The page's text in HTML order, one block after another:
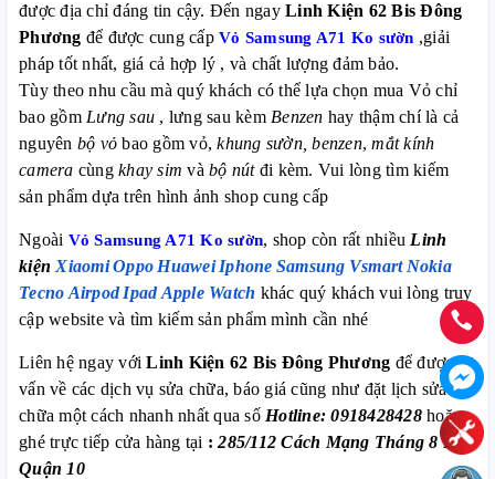
được địa chỉ đáng tin cậy. Đến ngay Linh Kiện 62 Bis Đông
Phương để được cung cấp Vỏ Samsung A71 Ko sườn ,giải
pháp tốt nhất, giá cả hợp lý , và chất lượng đảm bảo.
Tùy theo nhu cầu mà quý khách có thể lựa chọn mua Vỏ chỉ
bao gồm Lưng sau , lưng sau kèm Benzen hay thậm chí là cả
nguyên bộ vỏ bao gồm vỏ,khung sườn, benzen,mắt kính
camera cùng khay sim và bộ nútđi kèm. Vui lòng tìm kiếm
sản phẩm dựa trên hình ảnh shop cung cấp
Ngoài Vỏ Samsung A71 Ko sườn, shop còn rất nhiều Linh
kiện XiaomiOppo Huawei Iphone Samsung Vsmart Nokia
Tecno Airpod Ipad Apple Watch khác quý khách vui lòng truy
cập website và tìm kiếm sản phẩm mình cần nhé
Liên hệ ngay vớiLinh Kiện 62 Bis Đông Phương để được tư
vấn về các dịch vụ sửa chữa, báo giá cũng như đặt lịch sửa
chữa một cách nhanh nhất qua số Hotline: 0918428428hoặc
ghé trực tiếp cửa hàng tại :285/112 Cách Mạng Tháng 8 P.12
Quận 10